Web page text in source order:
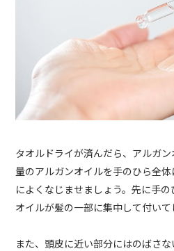
タオルドライが済んだら、アルガ
量のアルガンオイルを手のひら全
によくなじませましょう。先に手の
オイルが髪の一部に集中して付いて
また、頭皮に近い部分にはのばさ